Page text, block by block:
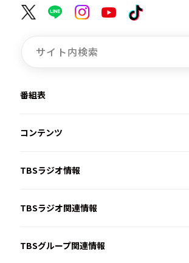
番組表
コンテンツ
TBSラジオ情報
TBSラジオ関連情報
TBSグループ関連情報